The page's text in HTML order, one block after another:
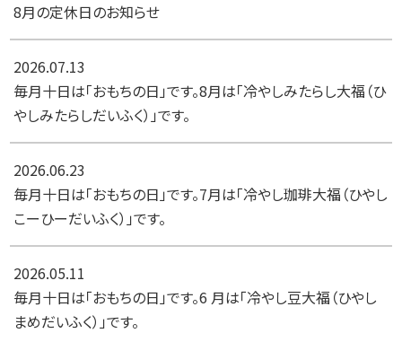
8月の定休日のお知らせ
2026.07.13
毎月十日は「おもちの日」です。8月は「冷やしみたらし大福（ひ
やしみたらしだいふく）」です。
2026.06.23
毎月十日は「おもちの日」です。7月は「冷やし珈琲大福（ひやし
こーひーだいふく）」です。
2026.05.11
毎月十日は「おもちの日」です。6 月は「冷やし豆大福（ひやし
まめだいふく）」です。